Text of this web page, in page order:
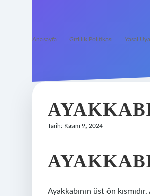
Anasayfa Gizlilik Politikası Yasal
Tarih: Kasım 9, 2024
Ayakkabının üst ön